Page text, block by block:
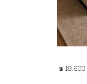
18,600 ₪